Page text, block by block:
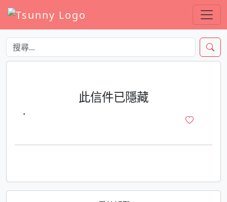
此信件已隱藏
·